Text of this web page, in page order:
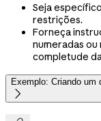
Seja
restrições.
Forneça
numeradas
completude
Exemplo: Criando um
